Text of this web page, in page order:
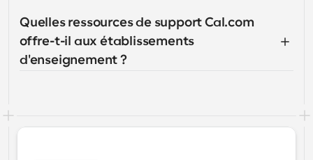
Quelles ressources de support Cal.com
offre-t-il aux établissements
d'enseignement ?